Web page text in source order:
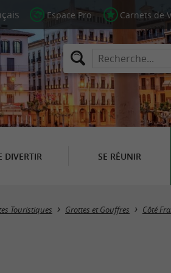
Espace Pro Carnets de
DIVERTIR SE RÉUNIR
Touristiques Grottes et Gouffres Côté